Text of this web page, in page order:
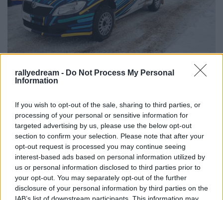
rallyedream - Do Not Process My Personal
Information
If you wish to opt-out of the sale, sharing to third parties, or
processing of your personal or sensitive information for
targeted advertising by us, please use the below opt-out
section to confirm your selection. Please note that after your
opt-out request is processed you may continue seeing
interest-based ads based on personal information utilized by
us or personal information disclosed to third parties prior to
your opt-out. You may separately opt-out of the further
disclosure of your personal information by third parties on the
IAB’s list of downstream participants. This information may
Puskádiék Skodája mögött Turánék Subaruja
A magyar színeket, ahogy azt feljebb már
említettem, négy páros képviseli. Puskádi János és
Gódor Barna az előkelő tizenegyes rajtszámot
ragaszthatták a magyar sportrendszámmal szerelt
Fabia S2000-re. Turán Frici és Zsíros Gabi a
tizenhetest kapták, ők továbbra is bíznak az Impreza
R4-es változatában és kiköszörülhetik a Jänner
Rallye-n esett csorbát. Szabó Gergő és Borbély
Károly a román bajnokságban is használt EVO X-es